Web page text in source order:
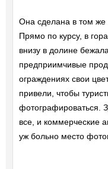
Она сделана в том же
Прямо по курсу, в
внизу в долине
предприимчивые
ограждениях свои
привели, чтобы
фотографироваться.
все, и коммерческие
уж больно место